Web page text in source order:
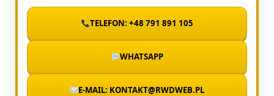
TELEFON: +48 791 891 105
WHATSAPP
E-MAIL: KONTAKT@RWDWEB.PL